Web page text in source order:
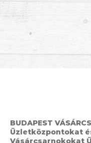
BUDAPEST
Üzletközpontokat
Vásárcsarnokokat